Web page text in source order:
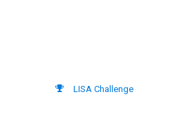
LISA Challenge